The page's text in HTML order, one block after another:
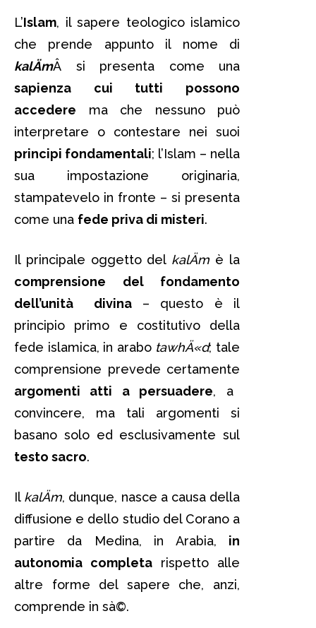
L’Islam, il sapere teologico islamico
che prende appunto il nome di
kalÄmÂ si presenta come una
sapienza cui tutti possono
accedere ma che nessuno può
interpretare o contestare nei suoi
principi fondamentali; l’Islam – nella
sua impostazione originaria,
stampatevelo in fronte – si presenta
come una fede priva di misteri.
Il principale oggetto del kalÄm è la
comprensione del fondamento
dell’unità divina– questo è il
principio primo e costitutivo della
fede islamica, in arabo tawhÄ«d; tale
comprensione prevede certamente
argomenti atti a persuadere, a
convincere, ma tali argomenti si
basano solo ed esclusivamente sul
testo sacro.
Il kalÄm, dunque, nasce a causa della
diffusione e dello studio del Corano a
partire da Medina, in Arabia, in
autonomia completa rispetto alle
altre forme del sapere che, anzi,
comprende in sà©.